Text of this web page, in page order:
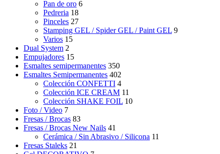
Pan de oro 6
Pedreria 18
Pinceles 27
Stamping GEL / Spider GEL / Paint GEL 9
Varios 15
Dual System 2
Empujadores 15
Esmaltes semipermanentes 350
Esmaltes Semipermanentes 402
Colección CONFETTI 4
Colección ICE CREAM 11
Colección SHAKE FOIL 10
Foto / Video 7
Fresas / Brocas 83
Fresas / Brocas New Nails 41
Cerámica / Sin Abrasivo / Silicona 11
Fresas Staleks 21